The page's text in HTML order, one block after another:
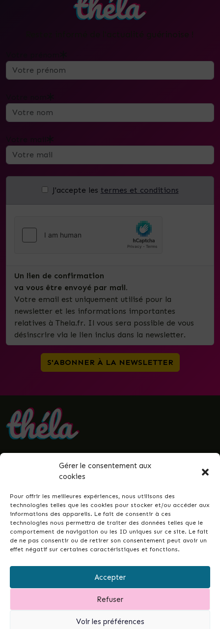
Gérer le consentement aux
cookies
Pour offrir les meilleures expériences, nous utilisons des
technologies telles que les cookies pour stocker et/ou accéder aux
informations des appareils. Le fait de consentir à ces
technologies nous permettra de traiter des données telles que le
comportement de navigation ou les ID uniques sur ce site. Le fait
de ne pas consentir ou de retirer son consentement peut avoir un
effet négatif sur certaines caractéristiques et fonctions.
Accepter
Refuser
Voir les préférences
Restez informé de l'actualité guérinoise !
J'accepte les termes et conditions
Un lien de confirmation
va vous être envoyé par mail.
Votre email est uniquement utilisé pour la
newsletter et les informations importantes
relatives à Thela.fr. Il vous sera possible de vous
désinscrire via le lien inclus dans la newsletter.
• Politique de confidentialité
• Mentions légales
• Termes et conditions
• Guenrouët.fr
© 2026 Théla -Nicolas Le Gall
Ce site dans votre commune ?
tous•tes, permettant de développer les liens
intergénérationnels et la vie de votre ville ou
Contactez-moi pour en discuter.